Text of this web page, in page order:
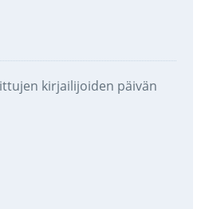
kirjailijoiden päivän